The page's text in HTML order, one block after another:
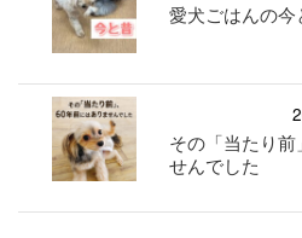
愛犬ごはんの今
その「当たり前
せんでした